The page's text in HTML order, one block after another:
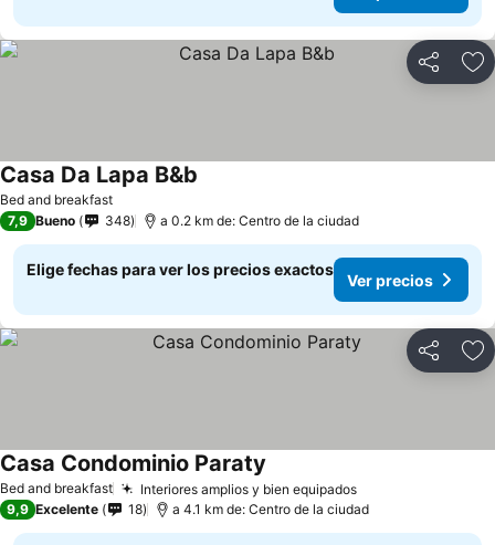
Compartir
Bed and breakfast
Casa Da Lapa B&b
7,9 Bueno 348 a 0.2 km de: Centro de la ciudad
Elige fechas para ver los precios exactos
Ver precios
Compartir
Bed and breakfast Interiores amplios y bien equipados
Casa Condominio Paraty
9,9 Excelente 18 a 4.1 km de: Centro de la ciudad